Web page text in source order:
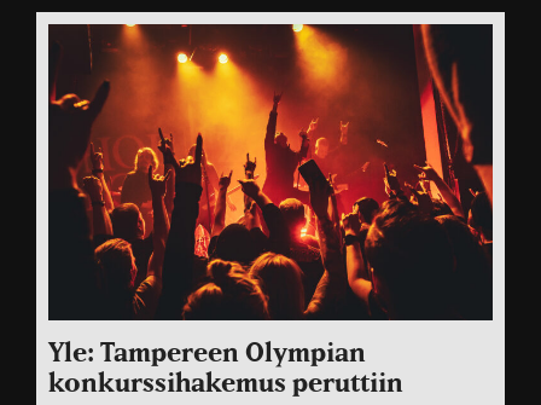
Yle: Tampereen Olympian
konkurssihakemus peruttiin